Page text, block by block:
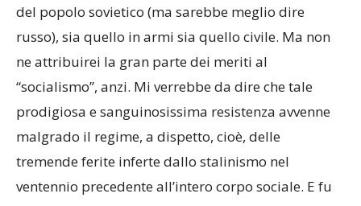
del popolo sovietico (ma sarebbe meglio dire
russo), sia quello in armi sia quello civile. Ma non
ne attribuirei la gran parte dei meriti al
“socialismo”, anzi. Mi verrebbe da dire che tale
prodigiosa e sanguinosissima resistenza avvenne
malgrado il regime, a dispetto, cioè, delle
tremende ferite inferte dallo stalinismo nel
ventennio precedente all’intero corpo sociale. E fu